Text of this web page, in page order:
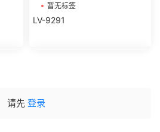
暂无标签
LV-9291
请先 登录